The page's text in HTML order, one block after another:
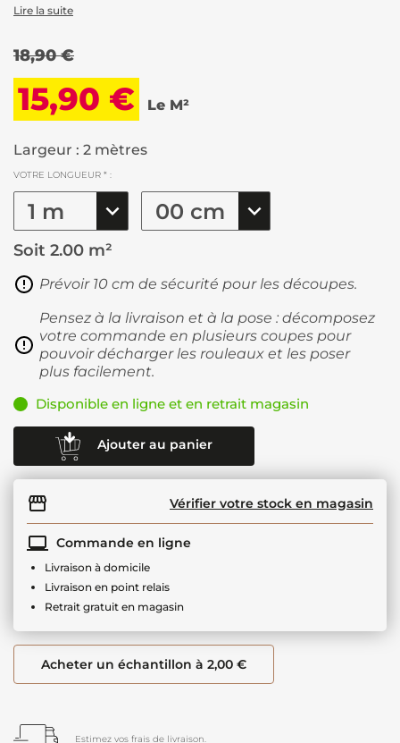
Lire la suite
18,90 €
15,90 € Le M²
Largeur : 2 mètres
VOTRE LONGUEUR * :
Soit 2.00 m²
Prévoir 10 cm de sécurité pour les découpes.
Pensez à la livraison et à la pose : décomposez
votre commande en plusieurs coupes pour
pouvoir décharger les rouleaux et les poser
plus facilement.
Disponible en ligne et en retrait magasin
Ajouter au panier
Vérifier votre stock en magasin
Commande en ligne
Livraison à domicile
Livraison en point relais
Retrait gratuit en magasin
Acheter un échantillon à 2,00 €
Estimez vos frais de livraison.